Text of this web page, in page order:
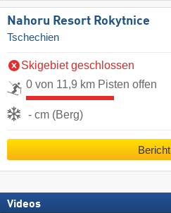
Nahoru Resort Rokytnice
Tschechien
Skigebiet geschlossen
0 von 11,9 km Pisten offen
- cm (Berg)
Bericht
Videos